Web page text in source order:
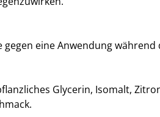
gegen eine Anwendung
Glycerin, Isomalt,